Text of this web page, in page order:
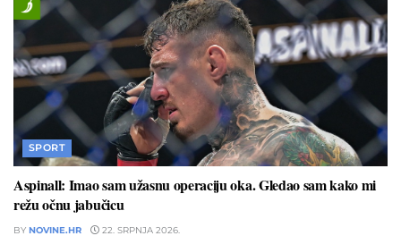
SPORT
Aspinall: Imao sam užasnu operaciju oka. Gledao sam kako mi
režu očnu jabučicu
BY NOVINE.HR 22. SRPNJA 2026.